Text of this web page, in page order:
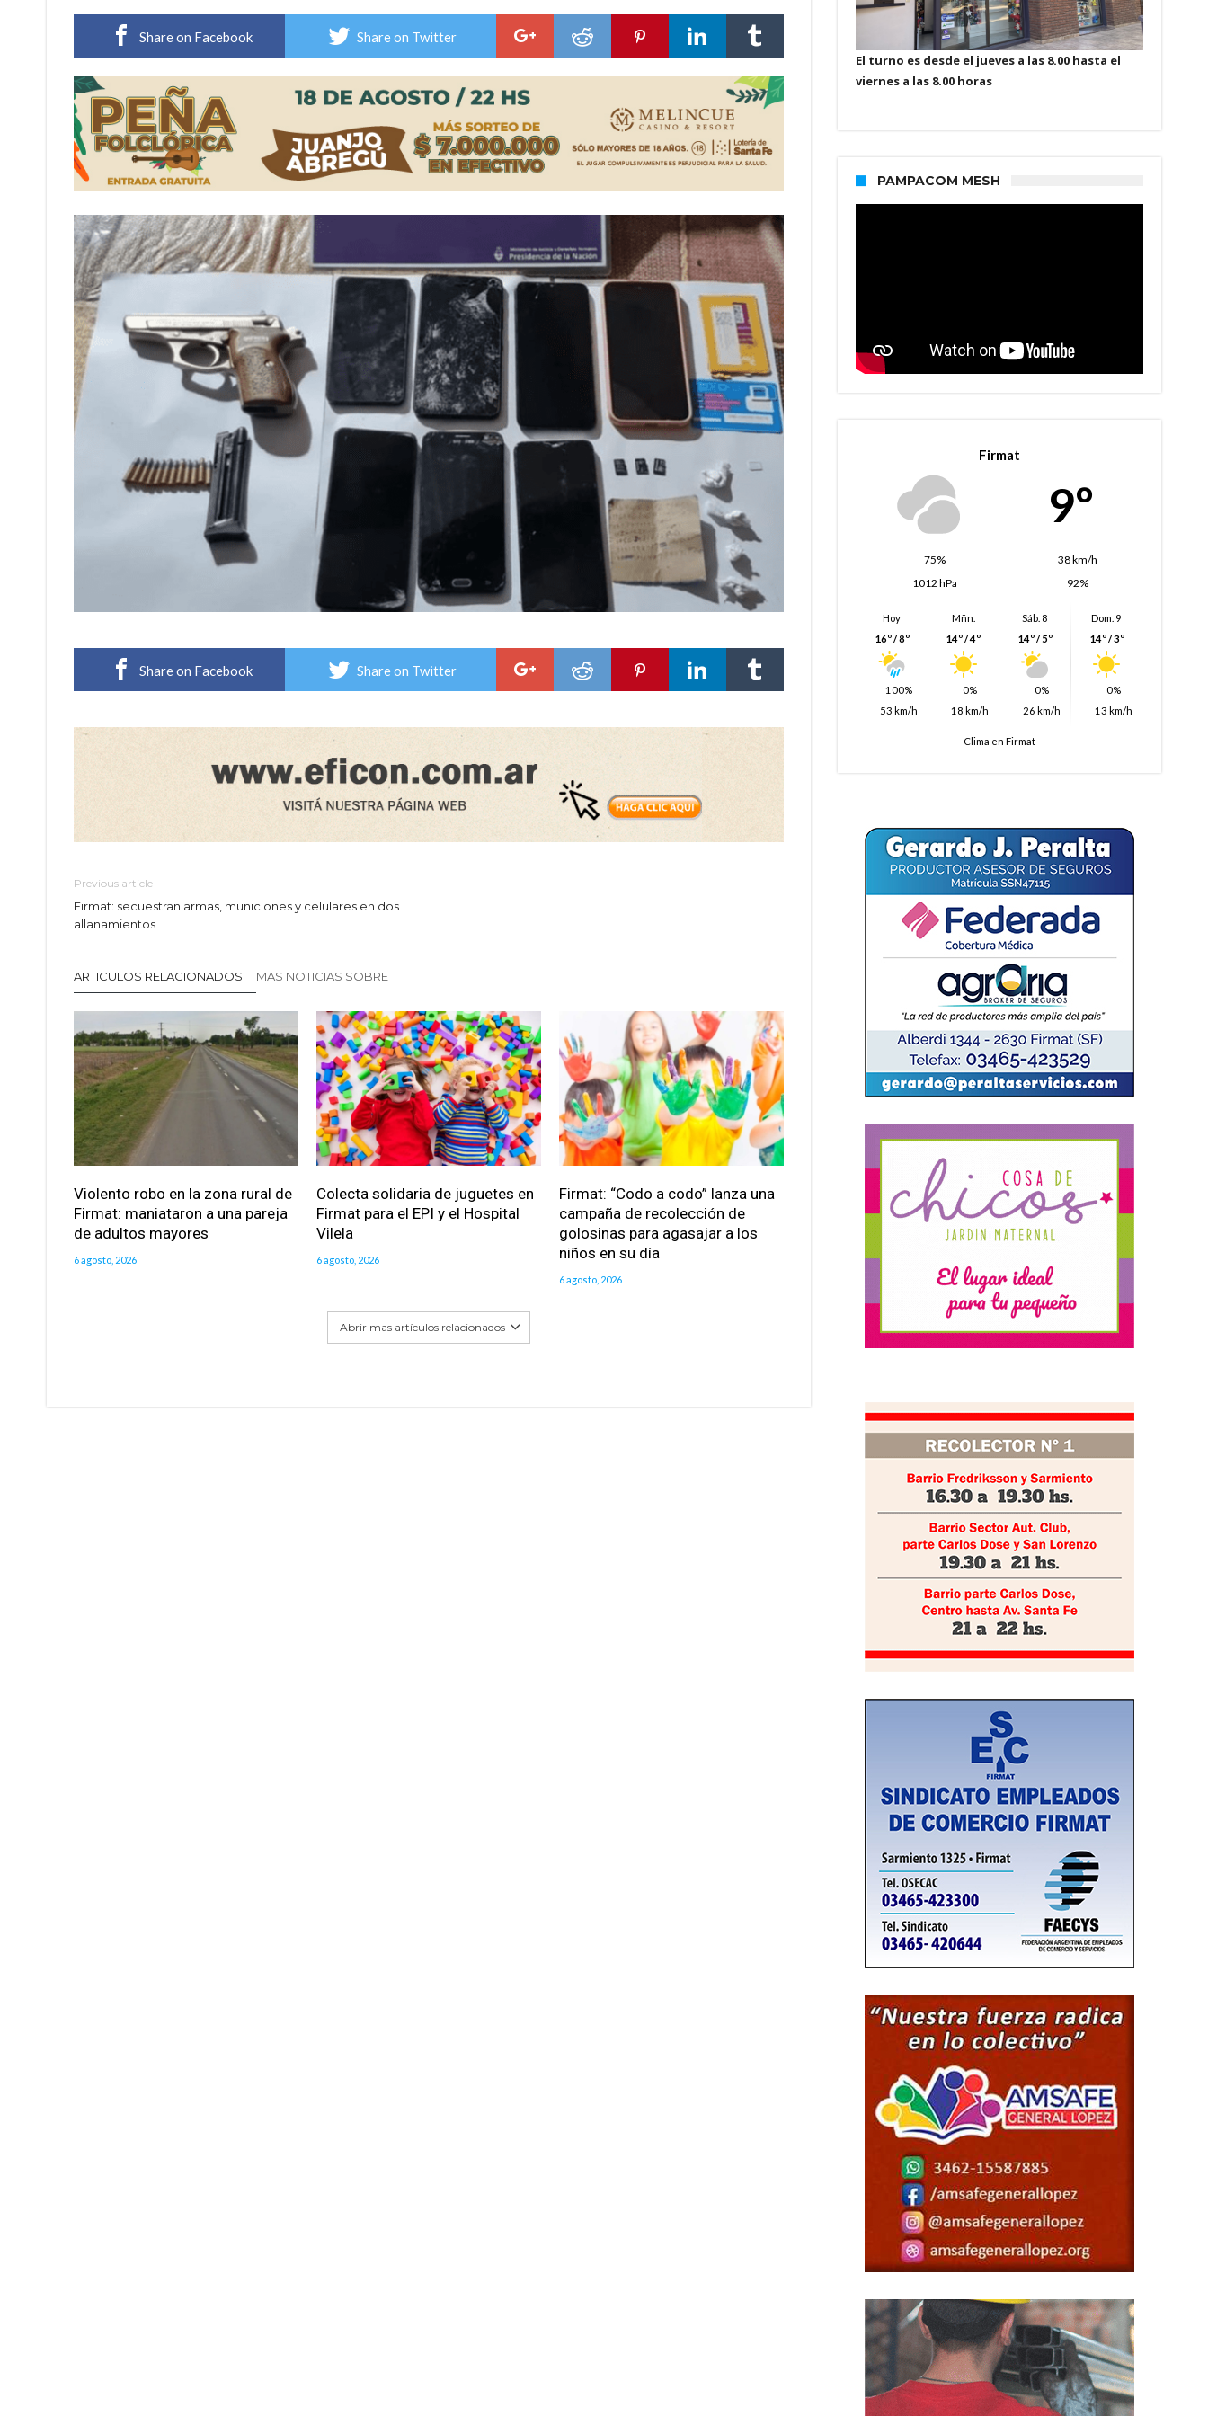
Elortondo: avanza el plan de pavimentación con la licitación de cinco nuevas cuadras
Share on Facebook Share on Twitter
Share on Facebook Share on Twitter
Previous article
Firmat: secuestran armas, municiones y celulares en dos
allanamientos
ARTICULOS RELACIONADOS MAS NOTICIAS SOBRE
Violento robo en la zona rural de
Firmat: maniataron a una pareja
de adultos mayores
6 agosto, 2026
Colecta solidaria de juguetes en
Firmat para el EPI y el Hospital
Vilela
6 agosto, 2026
Firmat: “Codo a codo” lanza una
campaña de recolección de
golosinas para agasajar a los
niños en su día
6 agosto, 2026
Abrir mas artículos relacionados
El turno es desde el jueves a las 8.00 hasta el
viernes a las 8.00 horas
PAMPACOM MESH
Firmat
9º
75%
38 km/h
1012 hPa
92%
Hoy
16º / 8º
100%
53 km/h
Mñn.
14º / 4º
0%
18 km/h
Sáb. 8
14º / 5º
0%
26 km/h
Dom. 9
14º / 3º
0%
13 km/h
Clima en Firmat